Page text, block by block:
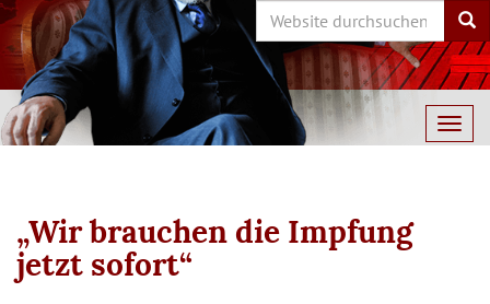
Search
„Wir brauchen die Impfung
jetzt sofort“